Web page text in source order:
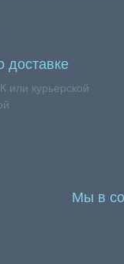
или курьерской
Мы в